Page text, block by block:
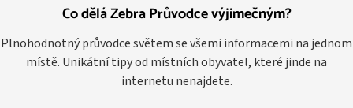
Co dělá Zebra Průvodce výjimečným?
Plnohodnotný průvodce světem se všemi informacemi na jednom
místě. Unikátní tipy od místních obyvatel, které jinde na
internetu nenajdete.